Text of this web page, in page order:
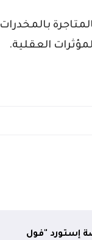
بالمخدرات
العقلية.
إستورد "فول